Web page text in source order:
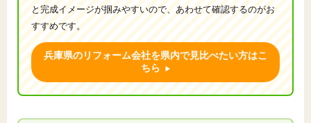
と完成イメージが掴みやすいので、あわせて確認するのがお
すすめです。
兵庫県のリフォーム会社を県内で見比べたい方はこ
ちら